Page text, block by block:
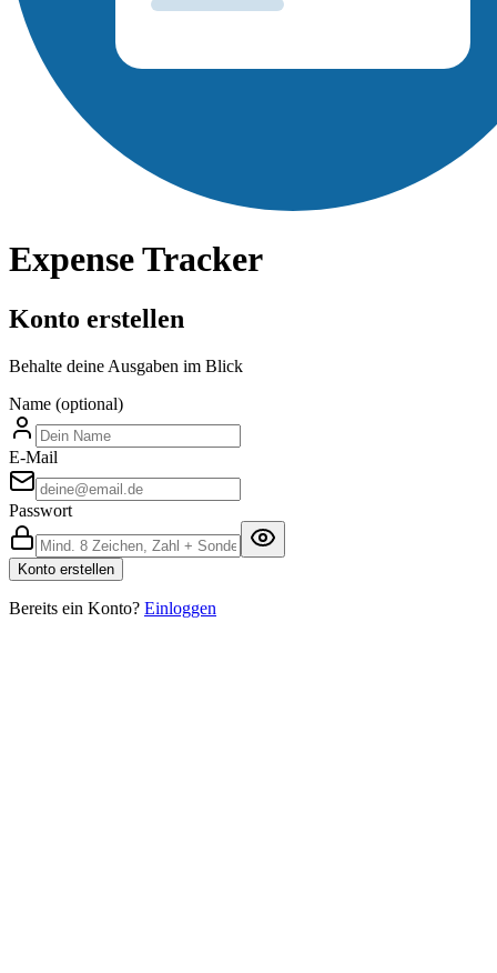
Expense Tracker
Konto erstellen
Behalte deine Ausgaben im Blick
Name (optional)
E-Mail
Passwort
Konto erstellen
Bereits ein Konto? Einloggen